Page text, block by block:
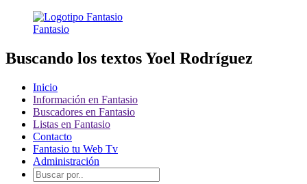
Fantasio
Buscando los textos Yoel Rodríguez
Inicio
Información en Fantasio
Buscadores en Fantasio
Listas en Fantasio
Contacto
Fantasio tu Web Tv
Administración